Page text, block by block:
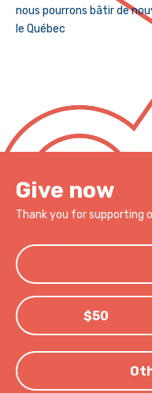
nous pourrons bâtir de
le Québec
Give now
Thank you for supporting
$50